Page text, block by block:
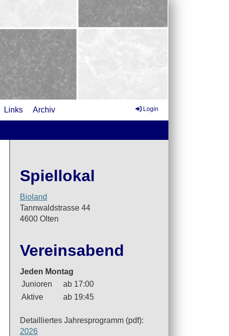
Links Archiv Login
Spiellokal
Bioland
Tannwaldstrasse 44
4600 Olten
Vereinsabend
Jeden Montag
Junioren
ab 17:00
Aktive
ab 19:45
Detailliertes Jahresprogramm (pdf):
2026